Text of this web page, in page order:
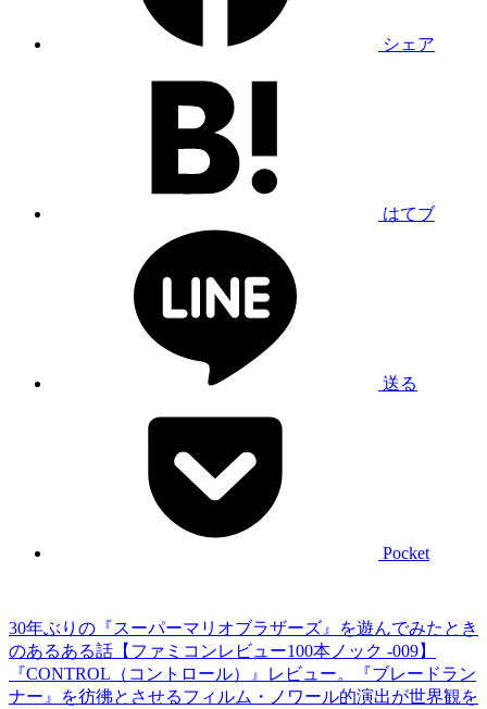
シェア
はてブ
送る
Pocket
30年ぶりの『スーパーマリオブラザーズ』を遊んでみたとき
のあるある話【ファミコンレビュー100本ノック -009】
『CONTROL（コントロール）』レビュー。『ブレードラン
ナー』を彷彿とさせるフィルム・ノワール的演出が世界観を